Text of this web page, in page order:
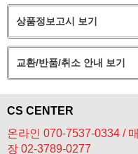
상품정보고시 보기
교환/반품/취소 안내 보기
CS CENTER
온라인 070-7537-0334 / 매
장 02-3789-0277